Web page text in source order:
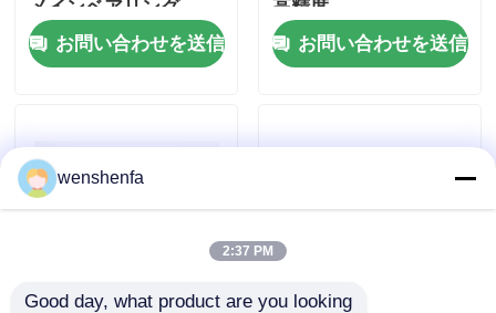
品質管理
ニュース
エンジンの主要な軸受け
メインベアリング
お問い合わせを送信
高精度
お問い合わせを送信
wenshenfa
2:37 PM
Good day, what product are you looking